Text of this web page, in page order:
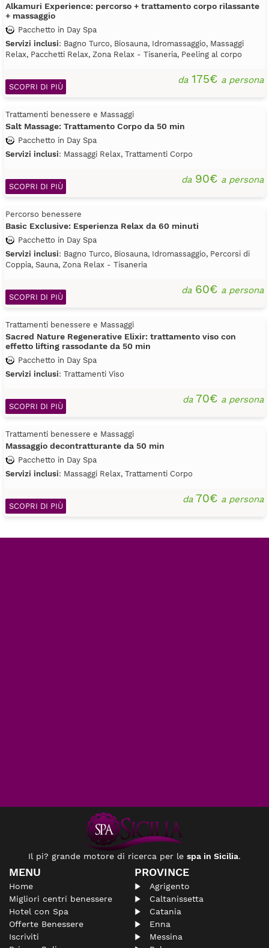
Alkamuri Experience: percorso + trattamento corpo rilassante
+ massaggio
Pacchetto in Day Spa
Servizi inclusi: Bagno Turco, Biosauna, Idromassaggio, Massaggi
Relax, Pacchetti Relax, Zona Relax - Tisaneria, Peeling al corpo
da175€ a persona
SCOPRI DI PIÙ
Trattamenti benessere e Massaggi
Salt Massage: Trattamento Corpo da 50 min
Pacchetto in Day Spa
Servizi inclusi: Massaggi Relax, Trattamenti Corpo
da90€ a persona
SCOPRI DI PIÙ
Percorso benessere
Basic Exclusive: Esperienza Relax da 60 minuti
Pacchetto in Day Spa
Servizi inclusi: Bagno Turco, Biosauna, Idromassaggio, Percorsi di
Coppia, Sauna, Zona Relax - Tisaneria
da60€ a persona
SCOPRI DI PIÙ
Trattamenti benessere e Massaggi
Sacred Nature Regenerative Elixir: trattamento viso con
effetto lifting rassodante da 50 min
Pacchetto in Day Spa
Servizi inclusi: Trattamenti Viso
da70€ a persona
SCOPRI DI PIÙ
Trattamenti benessere e Massaggi
Massaggio decontratturante da 50 min
Pacchetto in Day Spa
Servizi inclusi: Massaggi Relax, Trattamenti Corpo
da70€ a persona
SCOPRI DI PIÙ
Il pi? grande motore di ricerca per le spa in Sicilia.
MENU
Home
Migliori centri benessere
Hotel con Spa
Offerte Benessere
Iscriviti
PROVINCE
Agrigento
Caltanissetta
Catania
Enna
Messina